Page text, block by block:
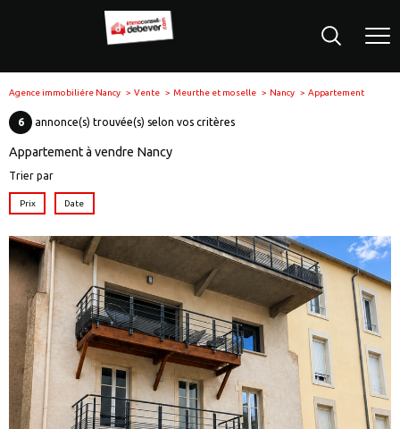
Agence immobiliére Nancy Vente Meurthe et moselle Nancy Appartement
6 annonce(s) trouvée(s) selon vos critères
Appartement à vendre Nancy
Trier par
Prix Date
voir le
bien